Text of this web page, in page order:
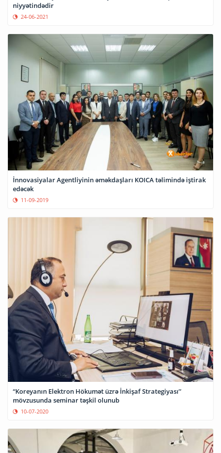
niyyətindədir
24-06-2021
İnnovasiyalar Agentliyinin əməkdaşları KOICA təlimində iştirak
edəcək
11-09-2019
“Koreyanın Elektron Hökumət üzrə İnkişaf Strategiyası’’
mövzusunda seminar təşkil olunub
10-07-2020